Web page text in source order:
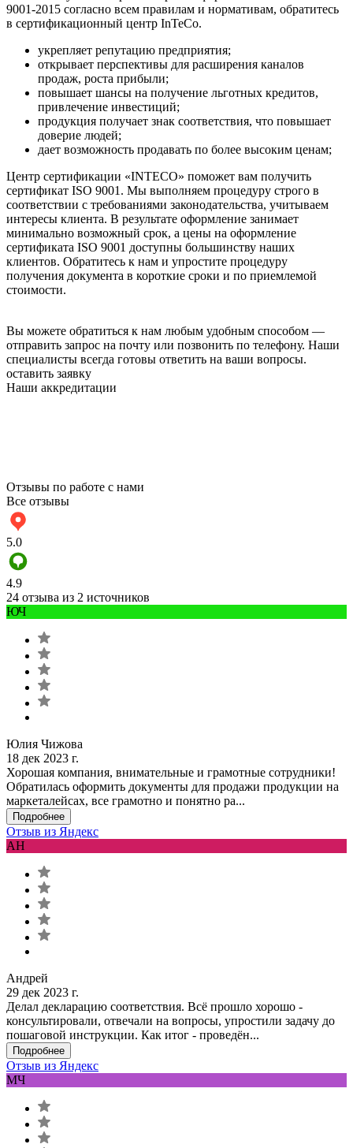
9001-2015 согласно всем правилам и нормативам, обратитесь
в сертификационный центр InTeCo.
укрепляет репутацию предприятия;
открывает перспективы для расширения каналов
продаж, роста прибыли;
повышает шансы на получение льготных кредитов,
привлечение инвестиций;
продукция получает знак соответствия, что повышает
доверие людей;
дает возможность продавать по более высоким ценам;
Центр сертификации «INTECO» поможет вам получить
сертификат ISO 9001. Мы выполняем процедуру строго в
соответствии с требованиями законодательства, учитываем
интересы клиента. В результате оформление занимает
минимально возможный срок, а цены на оформление
сертификата ISO 9001 доступны большинству наших
клиентов. Обратитесь к нам и упростите процедуру
получения документа в короткие сроки и по приемлемой
стоимости.
Вы можете обратиться к нам любым удобным способом —
отправить запрос на почту или позвонить по телефону. Наши
специалисты всегда готовы ответить на ваши вопросы.
оставить заявку
Наши аккредитации
Отзывы по работе с нами
Все отзывы
5.0
4.9
24 отзыва из 2 источников
ЮЧ
Юлия Чижова
18 дек 2023 г.
Хорошая компания, внимательные и грамотные сотрудники!
Обратилась оформить документы для продажи продукции на
маркеталейсах, все грамотно и понятно ра...
Подробнее
Отзыв из Яндекс
АН
Андрей
29 дек 2023 г.
Делал декларацию соответствия. Всё прошло хорошо -
консультировали, отвечали на вопросы, упростили задачу до
пошаговой инструкции. Как итог - проведён...
Подробнее
Отзыв из Яндекс
МЧ